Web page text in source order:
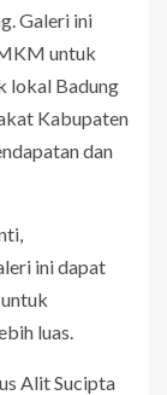
Galeri ini
untuk
lokal Badung
Kabupaten
dan
ini dapat
luas.
Alit Sucipta